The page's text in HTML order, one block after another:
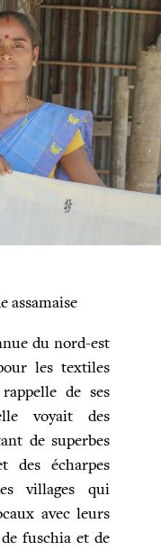
assamaise
du nord-est
les textiles
de ses
voyait des
de superbes
des écharpes
villages qui
avec leurs
fuschia et de